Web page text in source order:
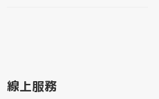
線上服務